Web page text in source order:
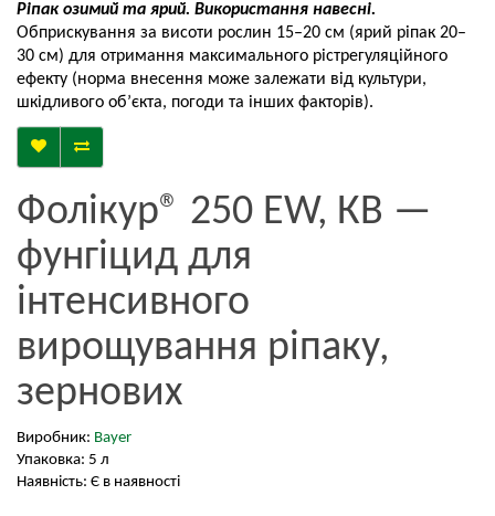
Ріпак озимий та ярий. Використання навесні.
Обприскування за висоти рослин 15–20 см (ярий ріпак 20–
30 см) для отримання максимального рістрегуляційного
ефекту (норма внесення може залежати від культури,
шкідливого об’єкта, погоди та інших факторів).
Фолікур® 250 EW, КВ —
фунгіцид для
інтенсивного
вирощування ріпаку,
зернових
Виробник: Bayer
Упаковка: 5 л
Наявність: Є в наявності